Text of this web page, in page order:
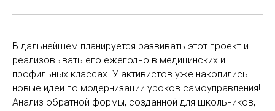
В дальнейшем планируется развивать этот проект и
реализовывать его ежегодно в медицинских и
профильных классах. У активистов уже накопились
новые идеи по модернизации уроков самоуправления!
Анализ обратной формы, созданной для школьников,